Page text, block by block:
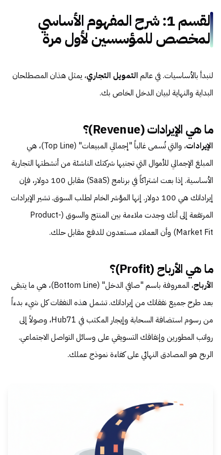
القسم 1: شرح المفهوم الأساسي
المخصص للمؤسسين لأول مرة
لنبدأ بالأساسيات. في عالم التمويل التجاري، يمثل هذان المصطلحان
البداية والنهاية لبيان الدخل الخاص بك.
ما هي الإيرادات (Revenue)؟
الإيرادات
، والتي تُسمى غالباً "إجمالي المبيعات" (Top Line)، هي
المبلغ الإجمالي للأموال التي تجنيها شركتك الناشئة من أنشطتها التجارية
الأساسية. إذا بعت اشتراكاً في برنامج (SaaS) مقابل 100 دولار، فإن
إيراداتك هي 100 دولار. إنها المؤشر الخام لطلب السوق. تشير الإيرادات
المرتفعة إلى أنك وجدت ملاءمة بين المنتج والسوق (Product-
Market Fit) وأن العملاء مستعدون للدفع مقابل حلك.
ما هي الأرباح (Profit)؟
الأرباح
، المعروفة باسم "صافي الدخل" (Bottom Line)، هي ما يتبقى
بعد طرح جميع نفقاتك من إيراداتك. تشمل هذه النفقات كل شيء بدءاً
من رسوم استضافة السحابة وإيجار المكتب في Hub71، وصولاً إلى
رواتب المطورين وإنفاقك التسويقي على وسائل التواصل الاجتماعي.
الربح هو المصادق النهائي على كفاءة نموذج عملك.